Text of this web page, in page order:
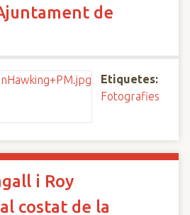
de
Etiquetes:
Fotografies
i Roy
costat de la